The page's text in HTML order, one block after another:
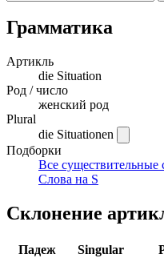
Грамматика
Артикль
die Situation
Род / число
женский род
Plural
die Situationen
Подборки
Все существительные
Слова на S
Склонение
Падеж Singular